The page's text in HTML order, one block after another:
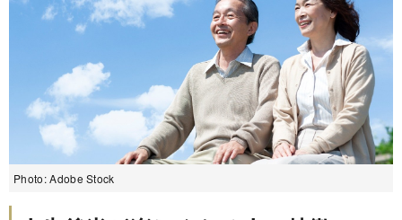
Photo: Adobe Stock